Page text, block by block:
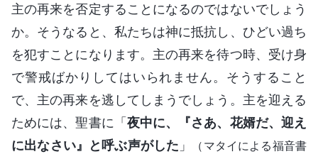
主の再来を否定することになるのではないでしょう
か。そうなると、私たちは神に抵抗し、ひどい過ち
を犯すことになります。主の再来を待つ時、受け身
で警戒ばかりしてはいられません。そうすること
で、主の再来を逃してしまうでしょう。主を迎える
ためには、聖書に「夜中に、『さあ、花婿だ、迎え
に出なさい』と呼ぶ声がした 」
（マタイによる福音書